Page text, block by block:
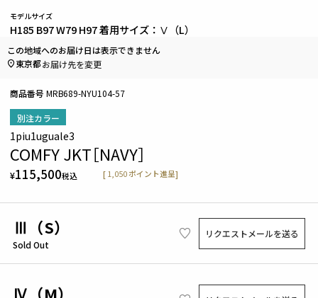
別注カラー
モデルサイズ
H185 B97 W79 H97 着用サイズ：Ⅴ（L）
1piu1uguale3
COMFY JKT［NAVY］
¥115,500税込 [ 1,050 ポイント進呈]
商品番号 MRB689-NYU104-57
Ⅲ（S）
Sold Out
リクエストメールを送る
Ⅳ（M）
この地域へのお届け日は表示できません
東京都お届け先を変更